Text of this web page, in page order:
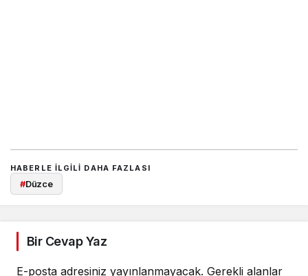
HABERLE ILGILI DAHA FAZLASI
#Düzce
Bir Cevap Yaz
E-posta adresiniz yayınlanmayacak. Gerekli alanlar